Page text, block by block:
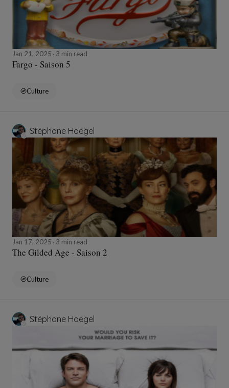
Jan 21, 2025 3 min read
Fargo - Saison 5
Culture
Stéphane Hoegel
Jan 17, 2025 3 min read
The Gilded Age - Saison 2
Culture
Stéphane Hoegel